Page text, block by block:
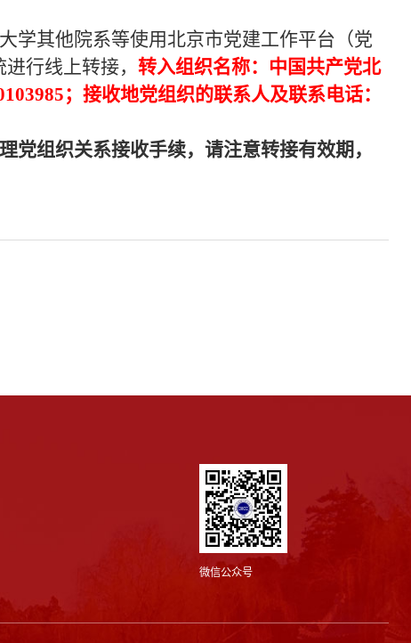
学其他院系等使用北京市党建工作平台（党
行线上转接， 转入组织名称：中国共产党北
；接收地党组织的联系人及联系电话：
组织关系接收手续，请注意转接有效期，
微信公众号